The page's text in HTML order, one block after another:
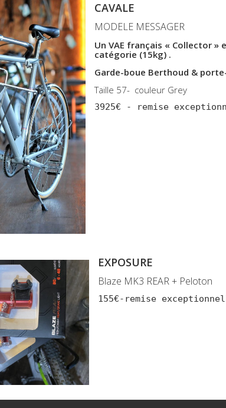
CAVALE
MODELE MESSAGER
Un VAE français « Collector »
catégorie (15kg) .
Garde-boue Berthoud &
Taille 57- couleur Grey
3925€ - remise
EXPOSURE
Blaze MK3 REAR + Peloton
155€-remise